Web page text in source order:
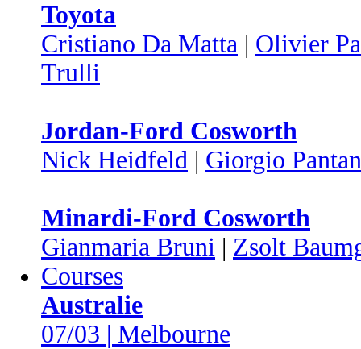
Toyota
Cristiano Da Matta | Olivier
Trulli
Jordan-Ford Cosworth
Nick Heidfeld | Giorgio
Minardi-Ford Cosworth
Gianmaria Bruni | Zsolt
Courses
Australie
07/03 | Melbourne